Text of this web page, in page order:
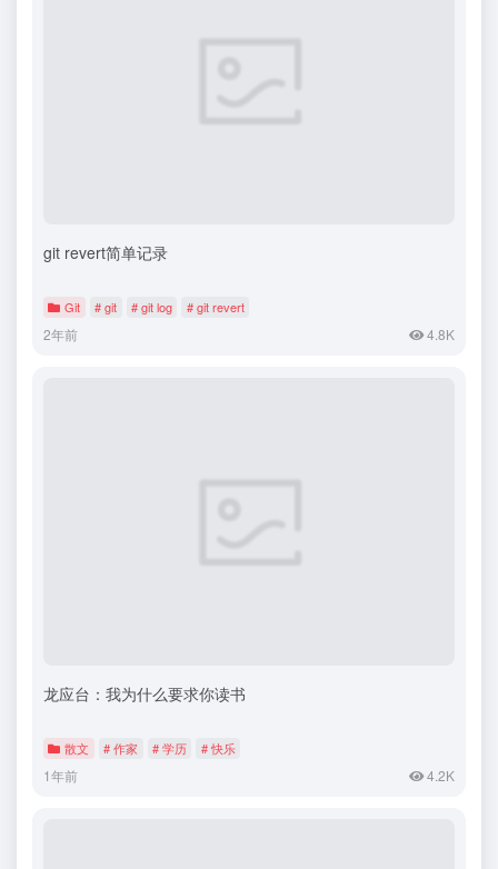
git revert简单记录
Git # git # git log # git revert
2年前 4.8K
龙应台：我为什么要求你读书
散文 # 作家 # 学历 # 快乐
1年前 4.2K